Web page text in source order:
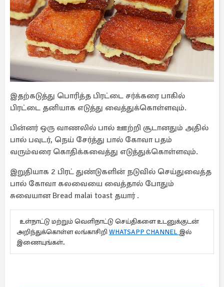
இதற்கடுத்து பொரித்த பிரட்டை சர்க்கரை பாகில்
பிரட்டை தனியாக எடுத்து வைத்துக்கொள்ளவும்.
பின்னர் ஒரு வாணலில் பால் ஊற்றி சூடானதும் அதில்
பால் பவுடர், நெய் சேர்த்து பால் கோவா பதம்
வரும்வரை கொதிக்கவைத்து எடுத்துக்கொள்ளவும்.
இறுதியாக 2 பிரட் துண்டுகளின் நடுவில் செய்துவைத்த
பால் கோவா கலவையை வைத்தால் போதும்
சுவையான Bread malai toast தயார் .
உள்நாட்டு மற்றும் வெளிநாட்டு செய்திகளை உடனுக்குடன்
அறிந்துக்கொள்ள லங்காசிறி WHATSAPP CHANNEL இல்
இணையுங்கள்.